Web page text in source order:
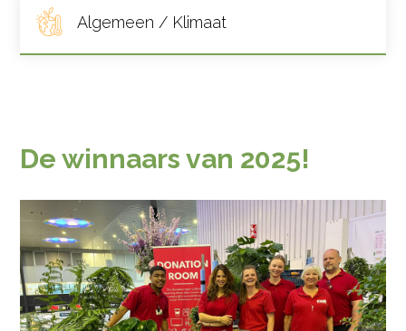
Algemeen / Klimaat
De winnaars van 2025!